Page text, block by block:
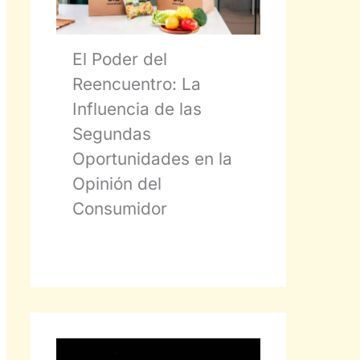
El Poder del
Reencuentro: La
Influencia de las
Segundas
Oportunidades en la
Opinión del
Consumidor